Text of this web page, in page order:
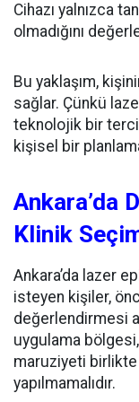
Cihazı yalnızca
olmadığını
Bu yaklaşım,
sağlar. Çünkü
teknolojik bir
kişisel bir
Ankara’da
Klinik
Ankara’da lazer
isteyen kişiler,
değerlendirmesi
uygulama
maruziyeti
yapılmamalıdır.